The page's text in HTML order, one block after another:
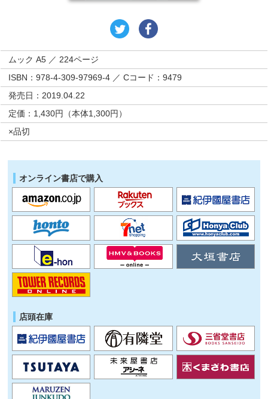
ムック A5 ／ 224ページ
ISBN：978-4-309-97969-4 ／ Cコード：9479
発売日：2019.04.22
定価：1,430円（本体1,300円）
×品切
オンライン書店で購入
店頭在庫